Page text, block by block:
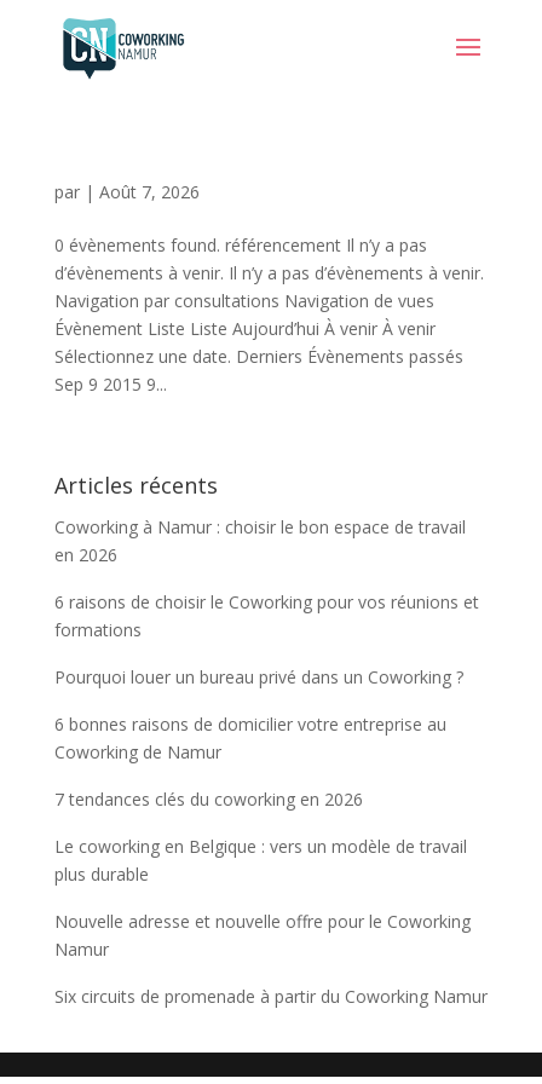
par | Août 7, 2026
0 évènements found. référencement Il n’y a pas
d’évènements à venir. Il n’y a pas d’évènements à venir.
Navigation par consultations Navigation de vues
Évènement Liste Liste Aujourd’hui À venir À venir
Sélectionnez une date. Derniers Évènements passés
Sep 9 2015 9...
Articles récents
Coworking à Namur : choisir le bon espace de travail
en 2026
6 raisons de choisir le Coworking pour vos réunions et
formations
Pourquoi louer un bureau privé dans un Coworking ?
6 bonnes raisons de domicilier votre entreprise au
Coworking de Namur
7 tendances clés du coworking en 2026
Le coworking en Belgique : vers un modèle de travail
plus durable
Nouvelle adresse et nouvelle offre pour le Coworking
Namur
Six circuits de promenade à partir du Coworking Namur